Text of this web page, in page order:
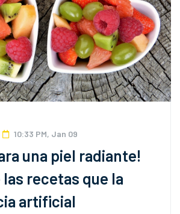
10:33 PM, Jan 09
una piel radiante!
recetas que la
artificial